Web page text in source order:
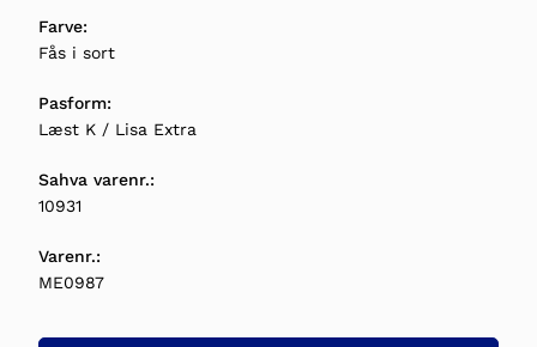
Farve:
Fås i sort
Pasform:
Læst K / Lisa Extra
Sahva varenr.:
10931
Varenr.:
ME0987